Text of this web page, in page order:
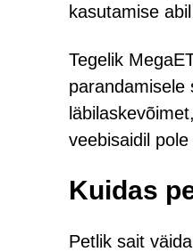
kasutamise
Tegelik
parandamisele
veebisaidil
Kuidas
Petlik sait